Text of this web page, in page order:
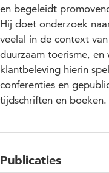
en begeleidt
Hij doet onderzoek
veelal in de context
duurzaam toerisme,
klantbeleving hierin
conferenties en
tijdschriften en boeken.
Publicaties